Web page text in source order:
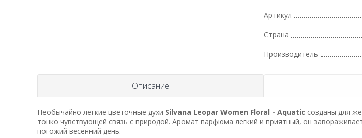
Артикул
Страна
Производитель
Описание
Необычайно легкие цветочные духи Silvana Leopar Women Floral - Aquatic созданы для
тонко чувствующей связь с природой. Аромат парфюма легкий и приятный, он
погожий весенний день.